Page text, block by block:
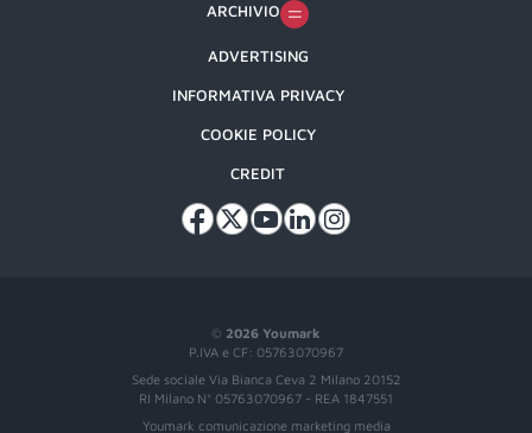
© 2026 Youmark
P.IVA e CF: 05763070967
Sede sociale Via Bianca Ceva 2 Milano 20152
RI Milano N° 05763070967 - REA 1847551
Youmark comunicazione marketing media
ARCHIVIO
ADVERTISING
INFORMATIVA PRIVACY
COOKIE POLICY
CREDIT